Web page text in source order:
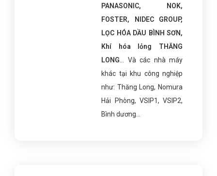
PANASONIC, NOK,
FOSTER, NIDEC GROUP,
LỌC HÓA DẦU BÌNH SƠN,
Khí hóa lỏng THĂNG
LONG … Và các nhà máy
khác tại khu công nghiệp
như: Thăng Long, Nomura
Hải Phòng, VSIP1, VSIP2,
Bình dương…